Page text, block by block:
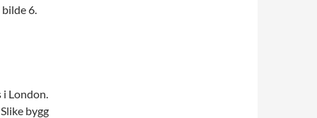
6.
i London.
bygg